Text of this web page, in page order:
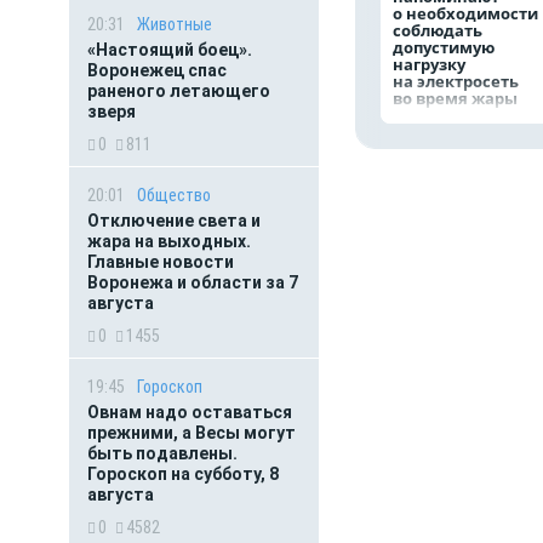
20:31
Животные
«Настоящий боец».
Воронежец спас
раненого летающего
зверя
0
811
20:01
Общество
Отключение света и
жара на выходных.
Главные новости
Воронежа и области за 7
августа
0
1455
19:45
Гороскоп
Овнам надо оставаться
прежними, а Весы могут
быть подавлены.
Гороскоп на субботу, 8
августа
0
4582
о необходимости
соблюдать
допустимую
нагрузку
на электросеть
во время жары